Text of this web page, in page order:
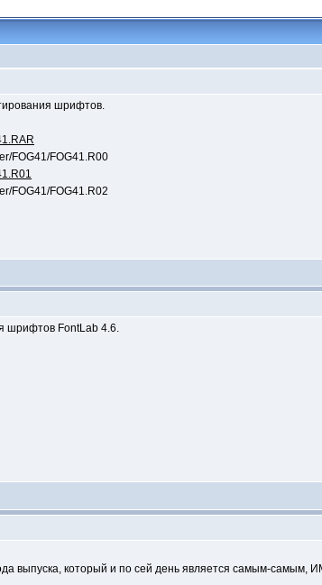
шрифтов.
FOG41/FOG41.R00
FOG41/FOG41.R02
шрифтов FontLab 4.6.
выпуска, который и по сей день является самым-самым,